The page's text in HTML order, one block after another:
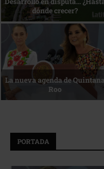
mesa
Reconocimiento de viajeros
PORTADA